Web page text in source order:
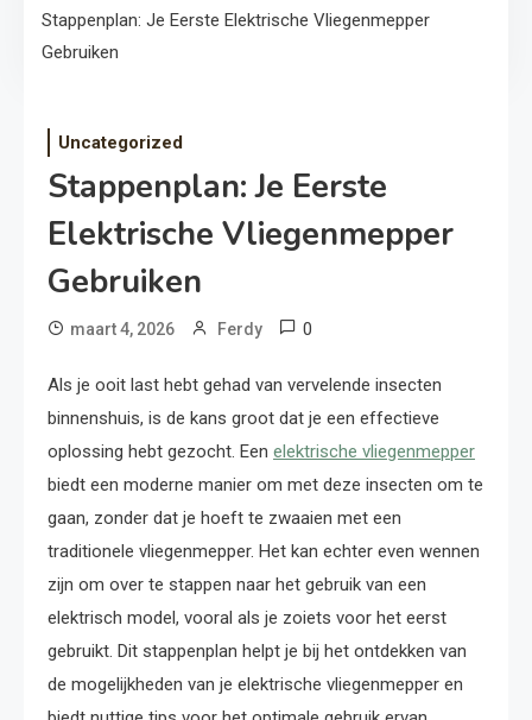
Stappenplan: Je Eerste Elektrische Vliegenmepper
Gebruiken
Uncategorized
Stappenplan: Je Eerste
Elektrische Vliegenmepper
Gebruiken
maart 4, 2026 Ferdy 0
Als je ooit last hebt gehad van vervelende insecten
binnenshuis, is de kans groot dat je een effectieve
oplossing hebt gezocht. Een elektrische vliegenmepper
biedt een moderne manier om met deze insecten om te
gaan, zonder dat je hoeft te zwaaien met een
traditionele vliegenmepper. Het kan echter even wennen
zijn om over te stappen naar het gebruik van een
elektrisch model, vooral als je zoiets voor het eerst
gebruikt. Dit stappenplan helpt je bij het ontdekken van
de mogelijkheden van je elektrische vliegenmepper en